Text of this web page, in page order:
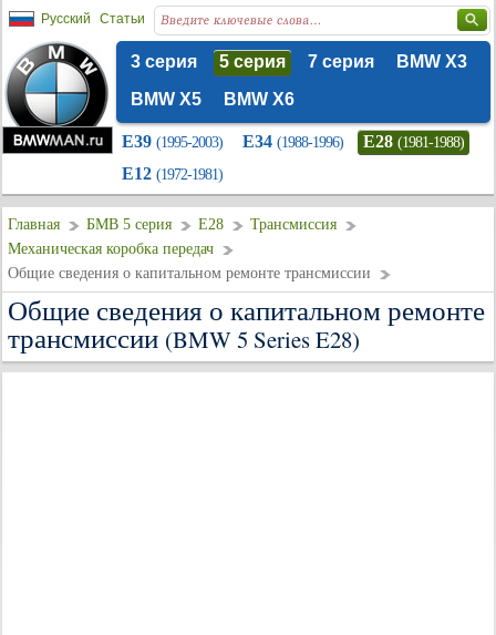
Русский Статьи
3 серия 5 серия 7 серия
BMW X3
BMW X5
BMW X6
E39 (1995-2003) E34 (1988-1996) E28 (1981-1988)
E12 (1972-1981)
Главная БМВ 5 серия E28
Трансмиссия
Механическая коробка передач
Общие сведения о капитальном ремонте трансмиссии
Общие сведения о капитальном ремонте
трансмиссии (BMW 5 Series E28)